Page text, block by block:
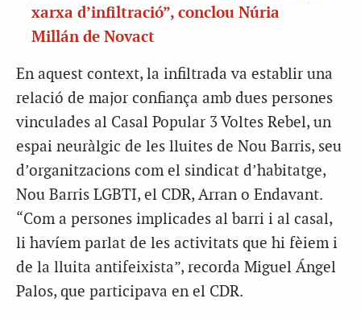
xarxa d’infiltració”, conclou Núria
Millán de Novact
En aquest context, la infiltrada va establir una
relació de major confiança amb dues persones
vinculades al Casal Popular 3 Voltes Rebel, un
espai neuràlgic de les lluites de Nou Barris, seu
d’organitzacions com el sindicat d’habitatge,
Nou Barris LGBTI, el CDR, Arran o Endavant.
“Com a persones implicades al barri i al casal,
li havíem parlat de les activitats que hi fèiem i
de la lluita antifeixista”, recorda Miguel Ángel
Palos, que participava en el CDR.